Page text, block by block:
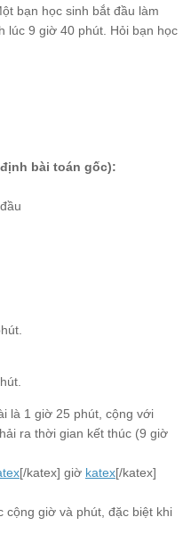
bạn học sinh bắt đầu làm
lúc 9 giờ 40 phút. Hỏi bạn học
bài toán gốc):
là 1 giờ 25 phút, cộng với
ra thời gian kết thúc (9 giờ
[/katex] giờ katex[/katex]
cộng giờ và phút, đặc biệt khi